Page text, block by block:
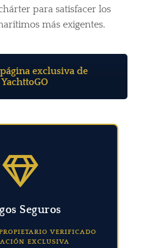
para satisfacer los
más exigentes.
exclusiva de
YachttoGO
Seguros
VERIFICADO
EXCLUSIVA